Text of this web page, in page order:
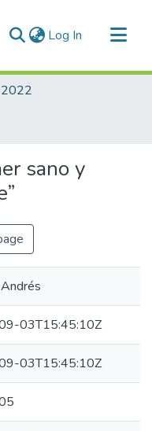
Log In (current)
sano y
03T15:45:10Z
03T15:45:10Z